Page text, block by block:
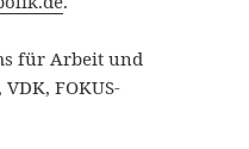
für Arbeit und
FOKUS-